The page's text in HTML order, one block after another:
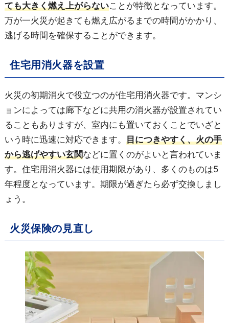
ても大きく燃え上がらないことが特徴となっています。
万が一火災が起きても燃え広がるまでの時間がかかり、
逃げる時間を確保することができます。
住宅用消火器を設置
火災の初期消火で役立つのが住宅用消火器です。マンシ
ョンによっては廊下などに共用の消火器が設置されてい
ることもありますが、室内にも置いておくことでいざと
いう時に迅速に対応できます。 目につきやすく、火の手
から逃げやすい玄関などに置くのがよいと言われていま
す。住宅用消火器には使用期限があり、多くのものは5
年程度となっています。期限が過ぎたら必ず交換しまし
ょう。
火災保険の見直し